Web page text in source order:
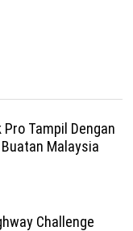
Tampil Dengan
Malaysia
Challenge